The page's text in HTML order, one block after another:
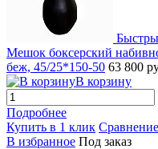
Мешок боксерский
беж, 45/25*150-50 63 800
В корзину
Подробнее
Купить в 1 клик Сравнение
В избранное Под заказ